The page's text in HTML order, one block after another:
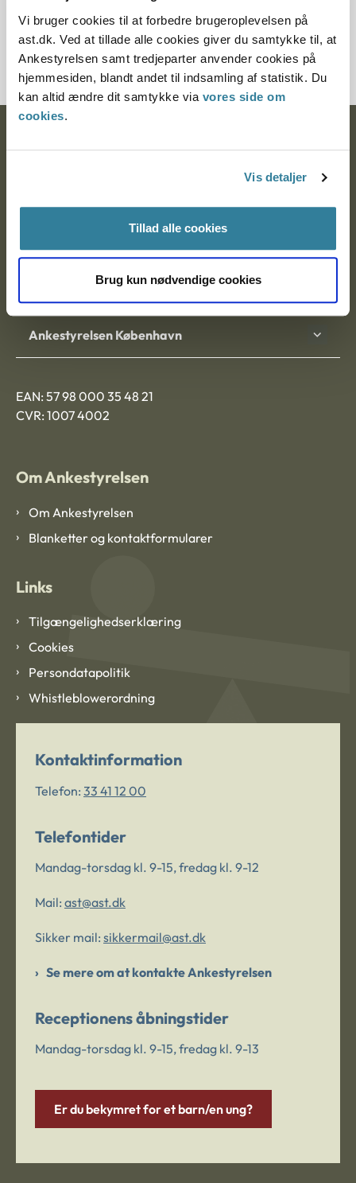
Vi bruger cookies til at forbedre brugeroplevelsen på
ast.dk. Ved at tillade alle cookies giver du samtykke til, at
Ankestyrelsen samt tredjeparter anvender cookies på
hjemmesiden, blandt andet til indsamling af statistik. Du
kan altid ændre dit samtykke via vores side om
cookies.
Vis detaljer
Tillad alle cookies
Brug kun nødvendige cookies
Journalnummer
6000496-08
Nytorv 7, 2. sal
Ankestyrelsen Aalborg
Ankestyrelsen København
EAN: 57 98 000 35 48 21
CVR: 1007 4002
Om Ankestyrelsen
Om Ankestyrelsen
Blanketter og kontaktformularer
Links
Tilgængelighedserklæring
Cookies
Persondatapolitik
Whistleblowerordning
Kontaktinformation
Telefon: 33 41 12 00
Telefontider
Mandag-torsdag kl. 9-15, fredag kl. 9-12
Mail: ast@ast.dk
Sikker mail: sikkermail@ast.dk
Se mere om at kontakte Ankestyrelsen
Receptionens åbningstider
Mandag-torsdag kl. 9-15, fredag kl. 9-13
Er du bekymret for et barn/en ung?